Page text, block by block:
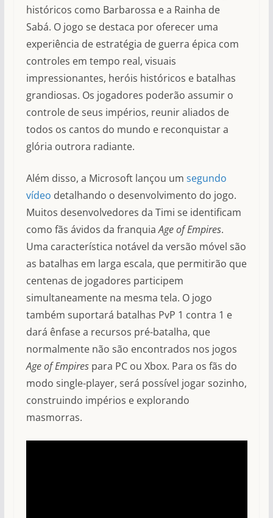
históricos como Barbarossa e a Rainha de
Sabá. O jogo se destaca por oferecer uma
experiência de estratégia de guerra épica com
controles em tempo real, visuais
impressionantes, heróis históricos e batalhas
grandiosas. Os jogadores poderão assumir o
controle de seus impérios, reunir aliados de
todos os cantos do mundo e reconquistar a
glória outrora radiante.
Além disso, a Microsoft lançou um segundo
vídeo detalhando o desenvolvimento do jogo.
Muitos desenvolvedores da Timi se identificam
como fãs ávidos da franquiaAge of Empires.
Uma característica notável da versão móvel são
as batalhas em larga escala, que permitirão que
centenas de jogadores participem
simultaneamente na mesma tela. O jogo
também suportará batalhas PvP 1 contra 1 e
dará ênfase a recursos pré-batalha, que
normalmente não são encontrados nos jogos
Age of Empirespara PC ou Xbox. Para os fãs do
modo single-player, será possível jogar sozinho,
construindo impérios e explorando
masmorras.